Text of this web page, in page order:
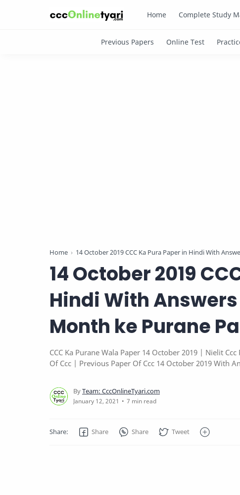
Home Complete Study
Home 14 October 2019 CCC Ka Pura Paper in Hindi With
14 October 2019
Hindi With
Month ke Purane
CCC Ka Purane Wala Paper 14 October 2019 | Nielit
Of Ccc | Previous Paper Of Ccc 14 October 2019 With
7 min read